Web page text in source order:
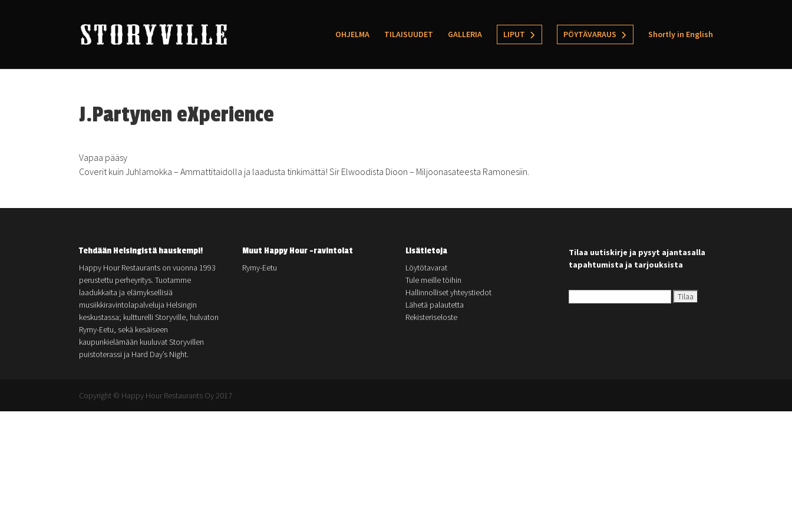
OHJELMA TILAISUUDET GALLERIA LIPUT PÖYTÄVARAUS Shortly in English
J.Partynen eXperience
Vapaa pääsy
Coverit kuin Juhlamokka – Ammattitaidolla ja laadusta tinkimättä! Sir Elwoodista Dioon – Miljoonasateesta Ramonesiin.
Tehdään Helsingistä hauskempi!
Happy Hour Restaurants on vuonna 1993
perustettu perheyritys. Tuotamme
laadukkaita ja elämyksellisiä
musiikkiravintolapalveluja Helsingin
keskustassa; kultturelli Storyville, hulvaton
Rymy-Eetu, sekä kesäiseen
kaupunkielämään kuuluvat Storyvillen
puistoterassi ja Hard Day’s Night.
Muut Happy Hour -ravintolat
Rymy-Eetu
Lisätietoja
Löytötavarat
Tule meille töihin
Hallinnolliset yhteystiedot
Lähetä palautetta
Rekisteriseloste
Tilaa uutiskirje ja pysyt ajantasalla
tapahtumista ja tarjouksista
Copyright © Happy Hour Restaurants Oy 2017